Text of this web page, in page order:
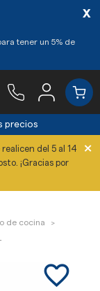
tener un 5% de
x
precios
del 5 al 14
¡Gracias por
×
de cocina
favorite_border